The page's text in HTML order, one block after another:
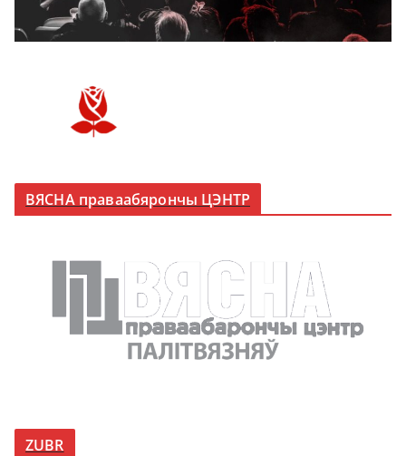
ВЯСНА праваабярончы ЦЭНТР
ZUBR